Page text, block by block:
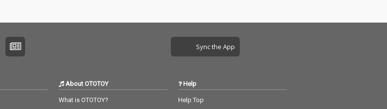
カバーアルバムシリー
カバーアルバムシリー
Sync the App
About OTOTOY
What is OTOTOY?
Help
Help Top